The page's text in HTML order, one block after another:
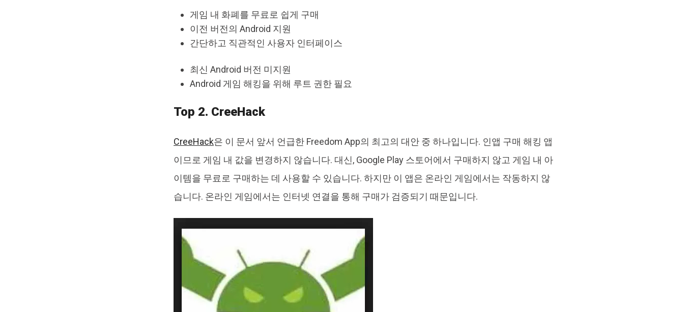
게임 내 화폐를 무료로 쉽게 구매
이전 버전의 Android 지원
간단하고 직관적인 사용자 인터페이스
최신 Android 버전 미지원
Android 게임 해킹을 위해 루트 권한 필요
Top 2. CreeHack
CreeHack은 이 문서 앞서 언급한 Freedom App의 최고의 대안 중 하나입니다. 인앱 구매 해킹 앱
이므로 게임 내 값을 변경하지 않습니다. 대신, Google Play 스토어에서 구매하지 않고 게임 내 아
이템을 무료로 구매하는 데 사용할 수 있습니다. 하지만 이 앱은 온라인 게임에서는 작동하지 않
습니다. 온라인 게임에서는 인터넷 연결을 통해 구매가 검증되기 때문입니다.